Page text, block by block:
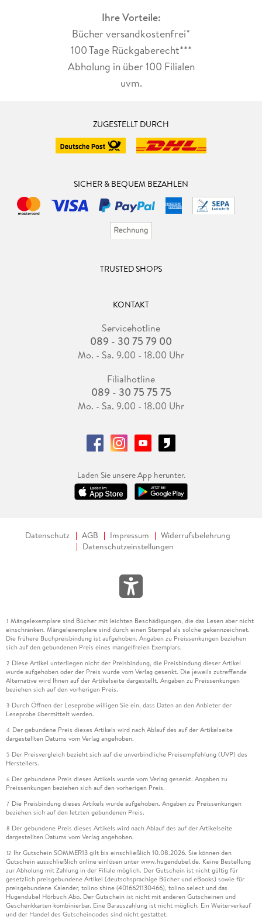
Ihre Vorteile:
Bücher versandkostenfrei*
100 Tage Rückgaberecht***
Abholung in über 100 Filialen
uvm.
ZUGESTELLT DURCH
SICHER & BEQUEM BEZAHLEN
TRUSTED SHOPS
KONTAKT
Servicehotline
089 - 30 75 79 00
Mo. - Sa. 9.00 - 18.00 Uhr
Filialhotline
089 - 30 75 75 75
Mo. - Sa. 9.00 - 18.00 Uhr
Laden Sie unsere App herunter.
Datenschutz AGB Impressum
Widerrufsbelehrung
Datenschutzeinstellungen
1 Mängelexemplare sind Bücher mit leichten Beschädigungen, die das Lesen aber nicht
einschränken. Mängelexemplare sind durch einen Stempel als solche gekennzeichnet.
Die frühere Buchpreisbindung ist aufgehoben. Angaben zu Preissenkungen beziehen
sich auf den gebundenen Preis eines mangelfreien Exemplars.
2 Diese Artikel unterliegen nicht der Preisbindung, die Preisbindung dieser Artikel
wurde aufgehoben oder der Preis wurde vom Verlag gesenkt. Die jeweils zutreffende
Alternative wird Ihnen auf der Artikelseite dargestellt. Angaben zu Preissenkungen
beziehen sich auf den vorherigen Preis.
3 Durch Öffnen der Leseprobe willigen Sie ein, dass Daten an den Anbieter der
Leseprobe übermittelt werden.
4 Der gebundene Preis dieses Artikels wird nach Ablauf des auf der Artikelseite
dargestellten Datums vom Verlag angehoben.
5 Der Preisvergleich bezieht sich auf die unverbindliche Preisempfehlung (UVP) des
Herstellers.
6 Der gebundene Preis dieses Artikels wurde vom Verlag gesenkt. Angaben zu
Preissenkungen beziehen sich auf den vorherigen Preis.
7 Die Preisbindung dieses Artikels wurde aufgehoben. Angaben zu Preissenkungen
beziehen sich auf den letzten gebundenen Preis.
8 Der gebundene Preis dieses Artikels wird nach Ablauf des auf der Artikelseite
dargestellten Datums vom Verlag angehoben.
12 Ihr Gutschein SOMMER13 gilt bis einschließlich 10.08.2026. Sie können den
Gutschein ausschließlich online einlösen unter www.hugendubel.de. Keine Bestellung
zur Abholung mit Zahlung in der Filiale möglich. Der Gutschein ist nicht gültig für
gesetzlich preisgebundene Artikel (deutschsprachige Bücher und eBooks) sowie für
preisgebundene Kalender, tolino shine (4016621130466), tolino select und das
Hugendubel Hörbuch Abo. Der Gutschein ist nicht mit anderen Gutscheinen und
Geschenkkarten kombinierbar. Eine Barauszahlung ist nicht möglich. Ein Weiterverkauf
und der Handel des Gutscheincodes sind nicht gestattet.